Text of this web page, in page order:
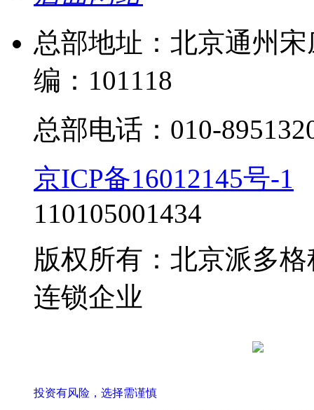
总部地址：北京通州
编：101118
总部电话：010-
京ICP备16012145号-1
110105001434
版权所有：北京派多
连锁企业
投资有风险，选择需谨慎